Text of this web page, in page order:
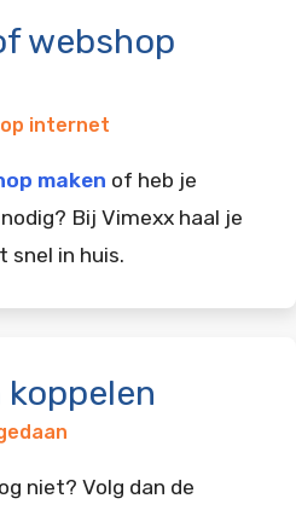
webshop
internet
maken of heb je
nodig? Bij Vimexx haal je
snel in huis.
niet? Volg dan de